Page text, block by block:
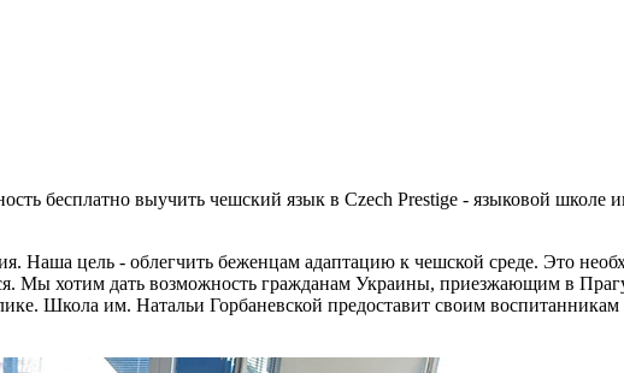
бесплатно выучить чешский язык в Czech Prestige - языковой школе
Наша цель - облегчить беженцам адаптацию к чешской среде. Это
Мы хотим дать возможность гражданам Украины, приезжающим в
Школа им. Натальи Горбаневской предоставит своим